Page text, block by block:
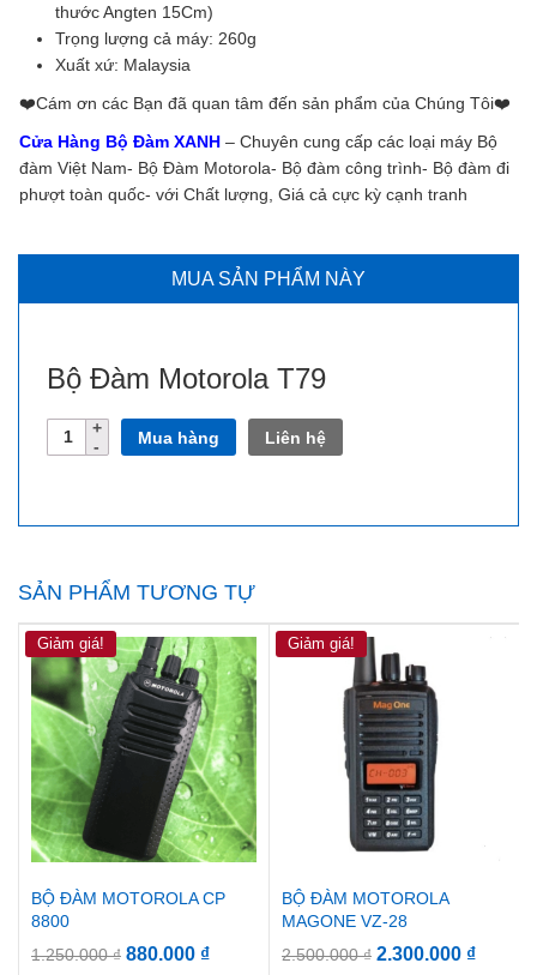
thước Angten 15Cm)
Trọng lượng cả máy: 260g
Xuất xứ: Malaysia
❤️️Cám ơn các Bạn đã quan tâm đến sản phẩm của Chúng Tôi❤️️
Cửa Hàng Bộ Đàm XANH – Chuyên cung cấp các loại máy Bộ
đàm Việt Nam- Bộ Đàm Motorola- Bộ đàm công trình- Bộ đàm đi
phượt toàn quốc- với Chất lượng, Giá cả cực kỳ cạnh tranh
MUA SẢN PHẨM NÀY
Bộ Đàm Motorola T79
Số
lượng
Mua hàng Liên hệ
SẢN PHẨM TƯƠNG TỰ
Giảm giá!
BỘ ĐÀM MOTOROLA CP
8800
1.250.000₫ 880.000 ₫
Giảm giá!
BỘ ĐÀM MOTOROLA
MAGONE VZ-28
2.500.000₫ 2.300.000 ₫